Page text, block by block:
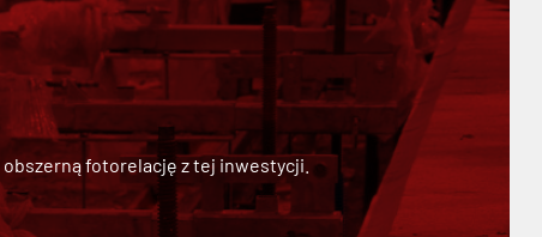
fotorelację z tej inwestycji.